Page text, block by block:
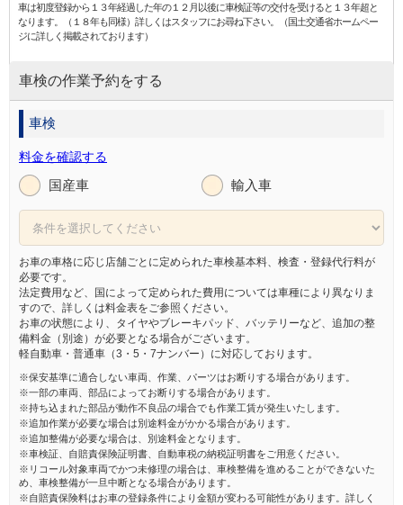
車は初度登録から１３年経過した年の１２月以後に車検証等の交付を受けると１３年超と
なります。（１８年も同様）詳しくはスタッフにお尋ね下さい。（国土交通省ホームペー
ジに詳しく掲載されております）
車検の作業予約をする
車検
料金を確認する
国産車 輸入車
お車の車格に応じ店舗ごとに定められた車検基本料、検査・登録代行料が
必要です。
法定費用など、国によって定められた費用については車種により異なりま
すので、詳しくは料金表をご参照ください。
お車の状態により、タイヤやブレーキパッド、バッテリーなど、追加の整
備料金（別途）が必要となる場合がございます。
軽自動車・普通車（3・5・7ナンバー）に対応しております。
※保安基準に適合しない車両、作業、パーツはお断りする場合があります。
※一部の車両、部品によってお断りする場合があります。
※持ち込まれた部品が動作不良品の場合でも作業工賃が発生いたします。
※追加作業が必要な場合は別途料金がかかる場合があります。
※追加整備が必要な場合は、別途料金となります。
※車検証、自賠責保険証明書、自動車税の納税証明書をご用意ください。
※リコール対象車両でかつ未修理の場合は、車検整備を進めることができないた
め、車検整備が一旦中断となる場合があります。
※自賠責保険料はお車の登録条件により金額が変わる可能性があります。詳しく